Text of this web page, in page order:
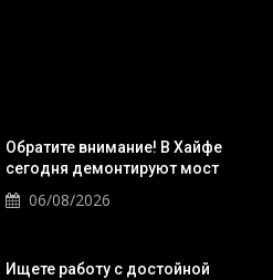
Обратите внимание! В Хайфе
сегодня демонтируют мост
06/08/2026
Ищете работу с достойной